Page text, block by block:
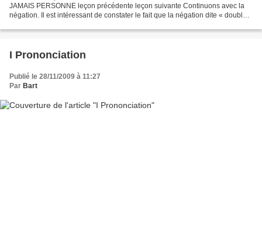
JAMAIS PERSONNE leçon précédente leçon suivante Continuons avec la
négation. Il est intéressant de constater le fait que la négation dite « double »
I Prononciation
Publié le 28/11/2009 à 11:27
Par Bart